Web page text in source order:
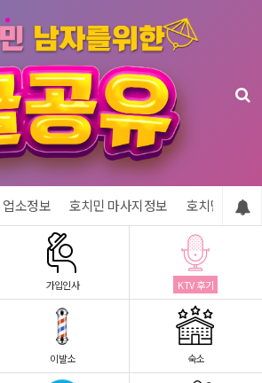
소정보 호치민 마사지정보 호치민 숙소
가입인사 KTV 후기
이발소 숙소